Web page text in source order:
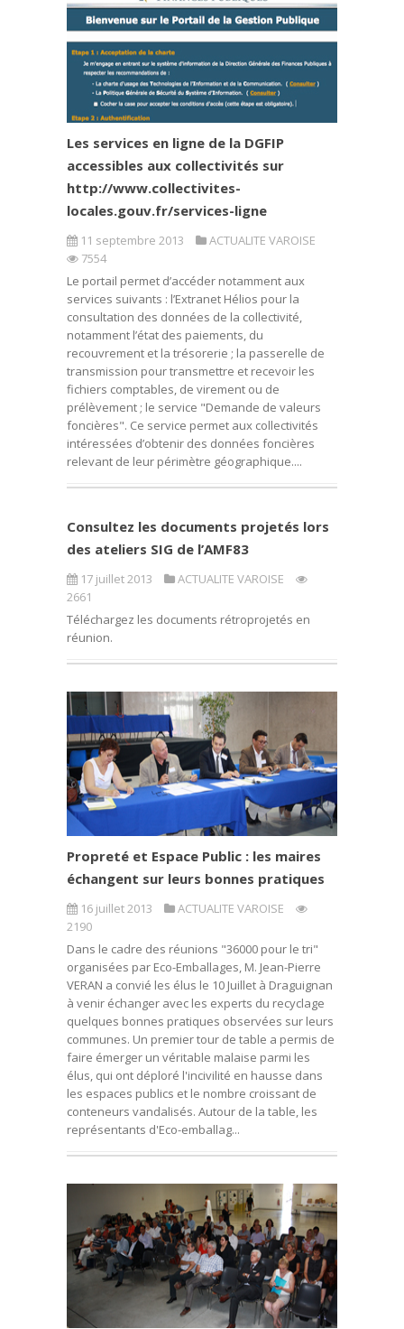
Les services en ligne de la DGFIP
accessibles aux collectivités sur
http://www.collectivites-
locales.gouv.fr/services-ligne
11 septembre 2013
ACTUALITE VAROISE
7554
Le portail permet d’accéder notamment aux
services suivants : l’Extranet Hélios pour la
consultation des données de la collectivité,
notamment l’état des paiements, du
recouvrement et la trésorerie ; la passerelle de
transmission pour transmettre et recevoir les
fichiers comptables, de virement ou de
prélèvement ; le service "Demande de valeurs
foncières". Ce service permet aux collectivités
intéressées d’obtenir des données foncières
relevant de leur périmètre géographique....
Consultez les documents projetés lors
des ateliers SIG de l’AMF83
17 juillet 2013
ACTUALITE VAROISE
2661
Téléchargez les documents rétroprojetés en
réunion.
Propreté et Espace Public : les maires
échangent sur leurs bonnes pratiques
16 juillet 2013
ACTUALITE VAROISE
2190
Dans le cadre des réunions "36000 pour le tri"
organisées par Eco-Emballages, M. Jean-Pierre
VERAN a convié les élus le 10 Juillet à Draguignan
à venir échanger avec les experts du recyclage
quelques bonnes pratiques observées sur leurs
communes. Un premier tour de table a permis de
faire émerger un véritable malaise parmi les
élus, qui ont déploré l'incivilité en hausse dans
les espaces publics et le nombre croissant de
conteneurs vandalisés. Autour de la table, les
représentants d'Eco-emballag...